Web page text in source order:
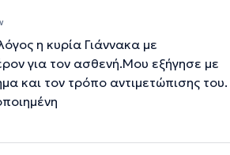
η κυρία Γιάννακα με
για τον ασθενή.Μου εξήγησε με
και τον τρόπο αντιμετώπισης του.